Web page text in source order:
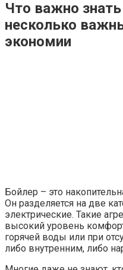
Что важно
несколько
экономии
Бойлер – это
Он разделяется на две
электрические. Такие
высокий уровень
горячей воды или при
либо внутренним, либо